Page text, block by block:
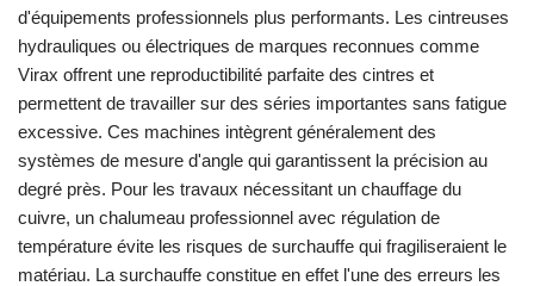
d'équipements professionnels plus performants. Les cintreuses
hydrauliques ou électriques de marques reconnues comme
Virax offrent une reproductibilité parfaite des cintres et
permettent de travailler sur des séries importantes sans fatigue
excessive. Ces machines intègrent généralement des
systèmes de mesure d'angle qui garantissent la précision au
degré près. Pour les travaux nécessitant un chauffage du
cuivre, un chalumeau professionnel avec régulation de
température évite les risques de surchauffe qui fragiliseraient le
matériau. La surchauffe constitue en effet l'une des erreurs les